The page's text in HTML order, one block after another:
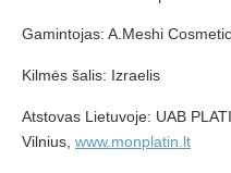
Gamintojas: A.Meshi
Kilmės šalis: Izraelis
Atstovas Lietuvoje: UAB
Vilnius, www.monplatin.lt